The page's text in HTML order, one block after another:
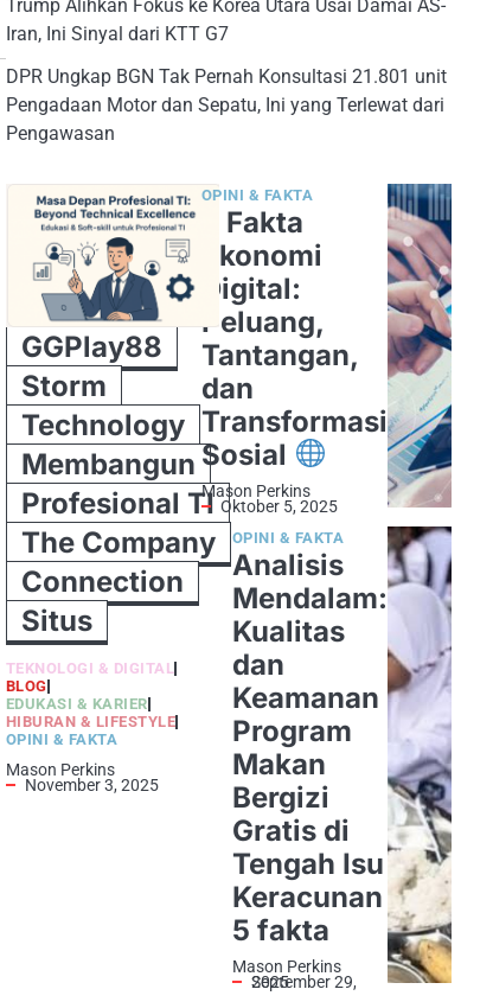
Trump Alihkan Fokus ke Korea Utara Usai Damai AS-
Iran, Ini Sinyal dari KTT G7
DPR Ungkap BGN Tak Pernah Konsultasi 21.801 unit
Pengadaan Motor dan Sepatu, Ini yang Terlewat dari
Pengawasan
GGPlay88
Storm
Technology
Membangun
Profesional TI
The Company
Connection
Situs
TEKNOLOGI & DIGITAL
BLOG
EDUKASI & KARIER
HIBURAN & LIFESTYLE
OPINI & FAKTA
Mason Perkins
November 3, 2025
5 Fakta
Ekonomi
Digital:
Peluang,
Tantangan,
dan
Transformasi
Sosial
OPINI & FAKTA
Mason Perkins
Oktober 5, 2025
Analisis
Mendalam:
Kualitas
dan
Keamanan
Program
Makan
Bergizi
Gratis di
Tengah Isu
Keracunan
5 fakta
OPINI & FAKTA
Mason Perkins
September 29, 2025